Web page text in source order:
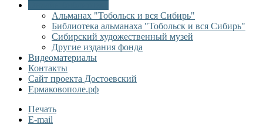
Альманах "Тобольск и вся Сибирь"
Библиотека альманаха "Тобольск и вся Сибирь"
Сибирский художественный музей
Другие издания фонда
Видеоматериалы
Контакты
Сайт проекта Достоевский
Ермаковополе.рф
Печать
E-mail